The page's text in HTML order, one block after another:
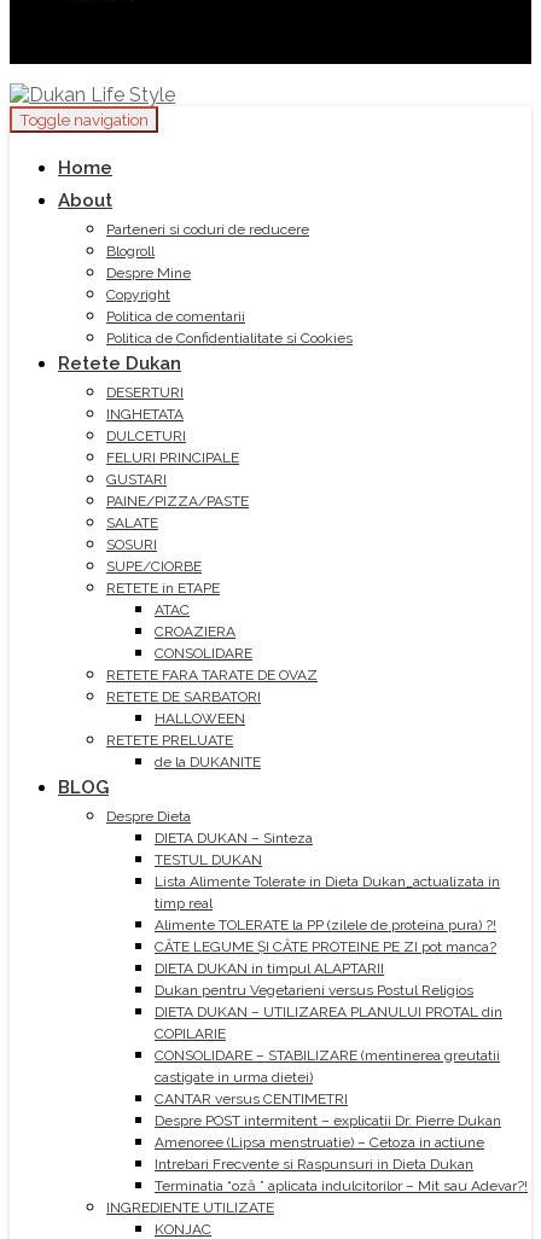
Toggle navigation
Home
About
Parteneri si coduri de reducere
Blogroll
Despre Mine
Copyright
Politica de comentarii
Politica de Confidentialitate si Cookies
Retete Dukan
DESERTURI
INGHETATA
DULCETURI
FELURI PRINCIPALE
GUSTARI
PAINE/PIZZA/PASTE
SALATE
SOSURI
SUPE/CIORBE
RETETE in ETAPE
ATAC
CROAZIERA
CONSOLIDARE
RETETE FARA TARATE DE OVAZ
RETETE DE SARBATORI
HALLOWEEN
RETETE PRELUATE
de la DUKANITE
BLOG
Despre Dieta
DIETA DUKAN – Sinteza
TESTUL DUKAN
Lista Alimente Tolerate in Dieta Dukan_actualizata in
timp real
Alimente TOLERATE la PP (zilele de proteina pura) ?!
CÂTE LEGUME ȘI CÂTE PROTEINE PE ZI pot manca?
DIETA DUKAN in timpul ALAPTARII
Dukan pentru Vegetarieni versus Postul Religios
DIETA DUKAN – UTILIZAREA PLANULUI PROTAL din
COPILARIE
CONSOLIDARE – STABILIZARE (mentinerea greutatii
castigate in urma dietei)
CANTAR versus CENTIMETRI
Despre POST intermitent – explicatii Dr. Pierre Dukan
Amenoree (Lipsa menstruatie) – Cetoza in actiune
Intrebari Frecvente si Raspunsuri in Dieta Dukan
Terminatia “oză ” aplicata indulcitorilor – Mit sau Adevar?!
INGREDIENTE UTILIZATE
KONJAC